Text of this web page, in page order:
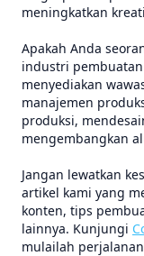
meningkatkan
Apakah Anda
industri
menyediakan
manajemen
produksi,
mengembangkan
Jangan lewatkan
artikel kami yang
konten, tips
lainnya. Kunjungi
mulailah